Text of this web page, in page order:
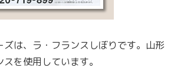
ズは、ラ・フランスしぼりです。山形
を使用しています。